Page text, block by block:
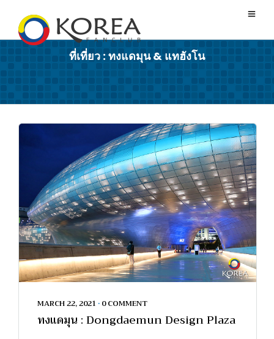
ที่เที่ยว : ทงแดมุน & แทฮังโน
MARCH 22, 2021 • 0 COMMENT
ทงแดมุน : Dongdaemun Design Plaza